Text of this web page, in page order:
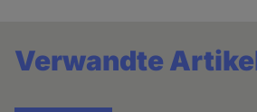
Verwandte